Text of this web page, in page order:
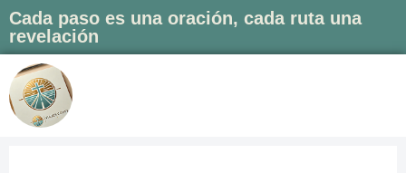
al
contenido
Cada paso es una oración, cada ruta una
revelación